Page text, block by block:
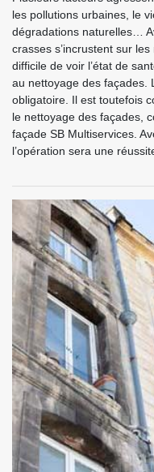
les pollutions urbaines, le
dégradations naturelles…
crasses s’incrustent sur
difficile de voir l’état de
au nettoyage des façades.
obligatoire. Il est toutefois
le nettoyage des façades,
façade SB Multiservices.
l’opération sera une